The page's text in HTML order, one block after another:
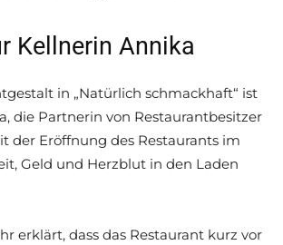
Kellnerin Annika
in „Natürlich schmackhaft“ ist
die Partnerin von Restaurantbesitzer
der Eröffnung des Restaurants im
Geld und Herzblut in den Laden
erklärt, dass das Restaurant kurz vor